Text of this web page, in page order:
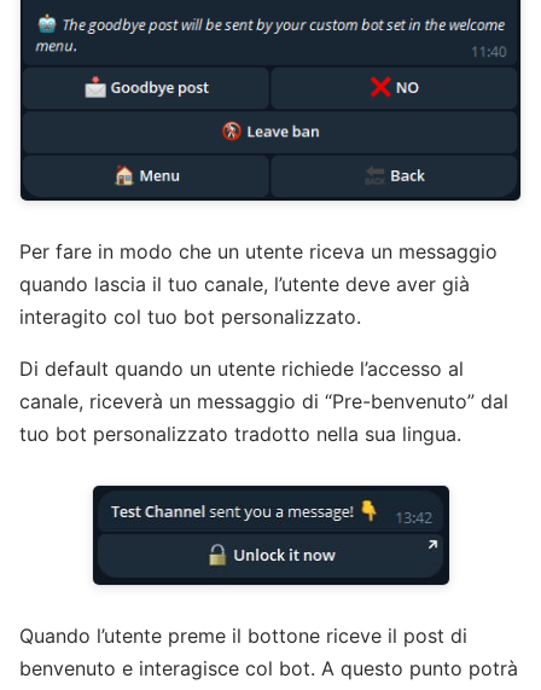
Per fare in modo che un utente riceva un messaggio
quando lascia il tuo canale, l’utente deve aver già
interagito col tuo bot personalizzato.
Di default quando un utente richiede l’accesso al
canale, riceverà un messaggio di “Pre-benvenuto” dal
tuo bot personalizzato tradotto nella sua lingua.
Quando l’utente preme il bottone riceve il post di
benvenuto e interagisce col bot. A questo punto potrà